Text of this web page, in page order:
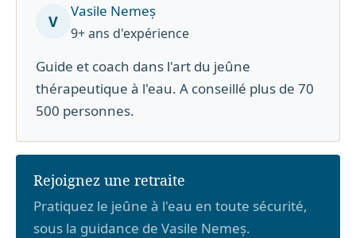
V
Vasile Nemeș
9+ ans d'expérience
Guide et coach dans l'art du jeûne
thérapeutique à l'eau. A conseillé plus de 70
500 personnes.
Rejoignez une retraite
Pratiquez le jeûne à l'eau en toute sécurité,
sous la guidance de Vasile Nemeș.